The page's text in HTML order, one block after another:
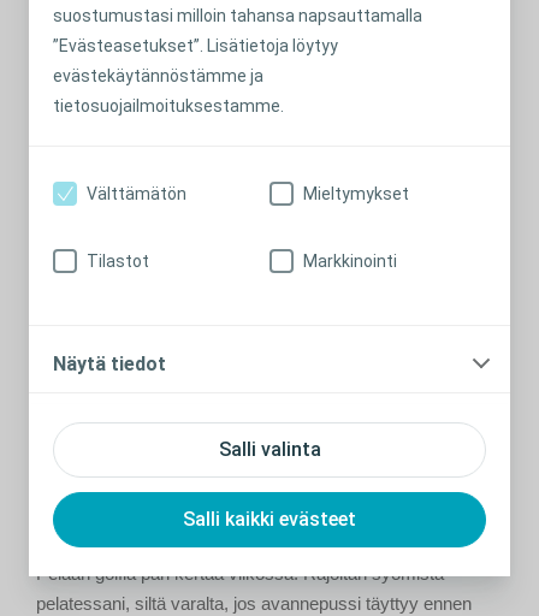
suostumustasi milloin tahansa napsauttamalla
”Evästeasetukset”. Lisätietoja löytyy
evästekäytännöstämme ja
tietosuojailmoituksestamme.
Salli valinta
Salli kaikki evästeet
Välttämätön Mieltymykset
Tilastot Markkinointi
Näytä tiedot
Ulkona syöminen ei enää tunnu
hankalalta... voin syödä melkein mitä
tahansa.
joutunut jättämään sen väliin. Enää ei tuntunut hankalalta
pystynyt syömään paljoakaan siitä, mitä oli tarjolla. Olen nyt
Tietyt vihannekset voivat myös aiheuttaa hieman hajua,
ja suolistomme reagoivat eri tavoin eri ruokiin.
Rajoitan syömistä silloin, kun pelaan
golfia
Pelaan golfia pari kertaa viikossa. Rajoitan syömistä
pelatessani, siltä varalta, jos avannepussi täyttyy ennen